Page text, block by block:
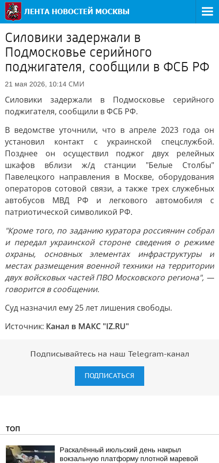
Силовики задержали в
Подмосковье серийного
поджигателя, сообщили в ФСБ РФ
21 мая 2026, 10:14 СМИ
Силовики задержали в Подмосковье серийного
поджигателя, сообщили в ФСБ РФ.
В ведомстве уточнили, что в апреле 2023 года он
установил контакт с украинской спецслужбой.
Позднее он осуществил поджог двух релейных
шкафов вблизи ж/д станции "Белые Столбы"
Павелецкого направления в Москве, оборудования
операторов сотовой связи, а также трех служебных
автобусов МВД РФ и легкового автомобиля с
патриотической символикой РФ.
"Кроме того, по заданию куратора россиянин собрал
и передал украинской стороне сведения о режиме
охраны, основных элементах инфраструктуры и
местах размещения военной техники на территории
двух войсковых частей ПВО Московского региона", —
говорится в сообщении.
Суд назначил ему 25 лет лишения свободы.
Источник: Канал в МАКС "IZ.RU"
Подписывайтесь на наш Telegram-канал
ПОДПИСАТЬСЯ
ТОП
Раскалённый июльский день накрыл
вокзальную платформу плотной маревой